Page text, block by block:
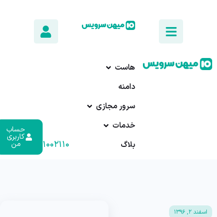
هاست
دامنه
سرور مجازی
خدمات
بلاگ
۰۱۷-۹۱۰۰۲۱۱۰
حساب
کاربری
من
اسفند ۲, ۱۳۹۶